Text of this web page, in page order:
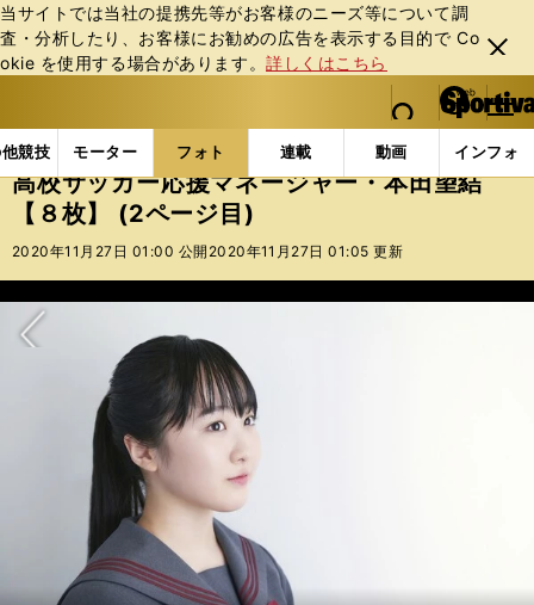
当サイトでは当社の提携先等がお客様のニーズ等について調
査・分析したり、お客様にお勧めの広告を表⽰する⽬的で Co
okie を使⽤する場合があります。詳しくはこちら
閉じ
る
web Sportiva (webスポルティーバ)
検索
マイペ
ー
ジ
メニュ
競技 モーター フォト 連載 動画 インフォ
b
ス
ポ
ル
バ
フォトギャラリー スポーツビーナスギャラリー 高
高校サッカー応援マネージャー・本田望結
【８枚】 (2ページ目)
2020年11月27日 01:00 公開 2020年11月27日 01:05 更新